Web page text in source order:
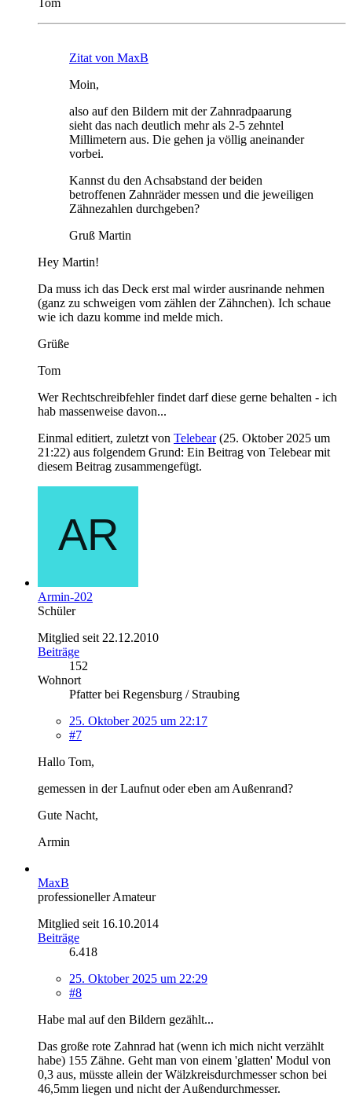
Zitat von MaxB
Moin,
also auf den Bildern mit der Zahnradpaarung
sieht das nach deutlich mehr als 2-5 zehntel
Millimetern aus. Die gehen ja völlig aneinander
vorbei.
Kannst du den Achsabstand der beiden
betroffenen Zahnräder messen und die jeweiligen
Zähnezahlen durchgeben?
Gruß Martin
Hey Martin!
Da muss ich das Deck erst mal wirder ausrinande nehmen
(ganz zu schweigen vom zählen der Zähnchen). Ich schaue
wie ich dazu komme ind melde mich.
Grüße
Tom
Wer Rechtschreibfehler findet darf diese gerne behalten - ich
hab massenweise davon...
Einmal editiert, zuletzt von Telebear(25. Oktober 2025 um
21:22) aus folgendem Grund: Ein Beitrag von Telebear mit
diesem Beitrag zusammengefügt.
Armin-202
Schüler
Mitglied seit 22.12.2010
Beiträge
152
Wohnort
Pfatter bei Regensburg / Straubing
25. Oktober 2025 um 22:17
#7
Hallo Tom,
gemessen in der Laufnut oder eben am Außenrand?
Gute Nacht,
Armin
MaxB
professioneller Amateur
Mitglied seit 16.10.2014
Beiträge
6.418
25. Oktober 2025 um 22:29
#8
Habe mal auf den Bildern gezählt...
Das große rote Zahnrad hat (wenn ich mich nicht verzählt
habe) 155 Zähne. Geht man von einem 'glatten' Modul von
0,3 aus, müsste allein der Wälzkreisdurchmesser schon bei
46,5mm liegen und nicht der Außendurchmesser.